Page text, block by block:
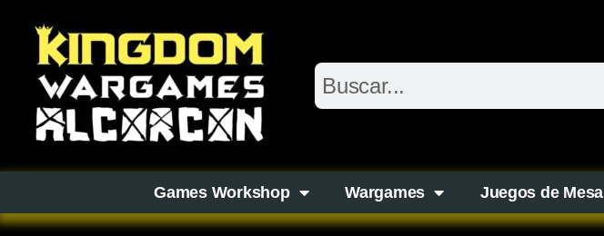
Games Workshop Wargames Juegos de Mesa